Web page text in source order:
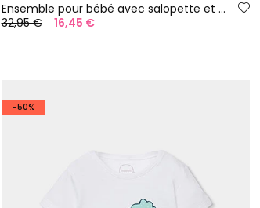
Ensemble pour bébé avec salopette et t-shirt en coton à carreaux
32,95 €
16,45 €
-50%